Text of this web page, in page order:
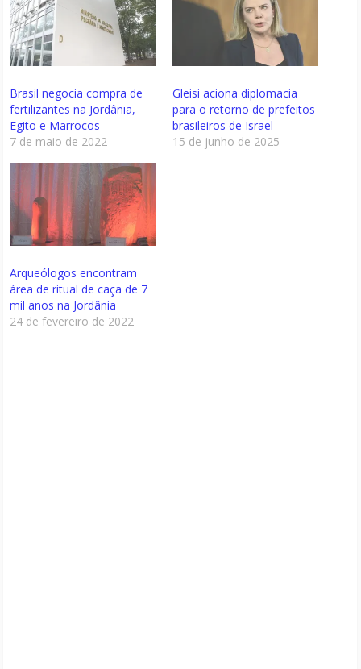
Brasil negocia compra de
fertilizantes na Jordânia,
Egito e Marrocos
7 de maio de 2022
Gleisi aciona diplomacia
para o retorno de prefeitos
brasileiros de Israel
15 de junho de 2025
Arqueólogos encontram
área de ritual de caça de 7
mil anos na Jordânia
24 de fevereiro de 2022